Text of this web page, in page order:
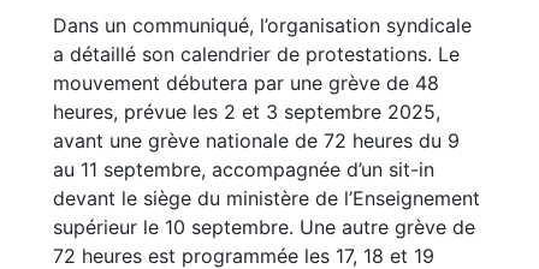
Dans un communiqué, l’organisation syndicale
a détaillé son calendrier de protestations. Le
mouvement débutera par une grève de 48
heures, prévue les 2 et 3 septembre 2025,
avant une grève nationale de 72 heures du 9
au 11 septembre, accompagnée d’un sit-in
devant le siège du ministère de l’Enseignement
supérieur le 10 septembre. Une autre grève de
72 heures est programmée les 17, 18 et 19